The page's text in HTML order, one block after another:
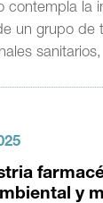
contempla la
un grupo de
y